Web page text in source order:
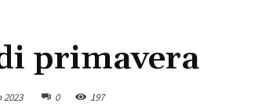
primavera
2023 0 197